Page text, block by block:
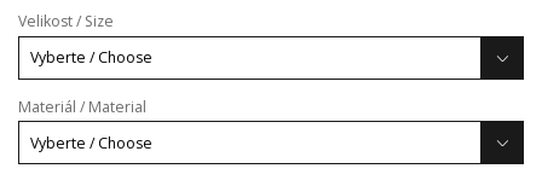
Velikost / Size
Materiál / Material